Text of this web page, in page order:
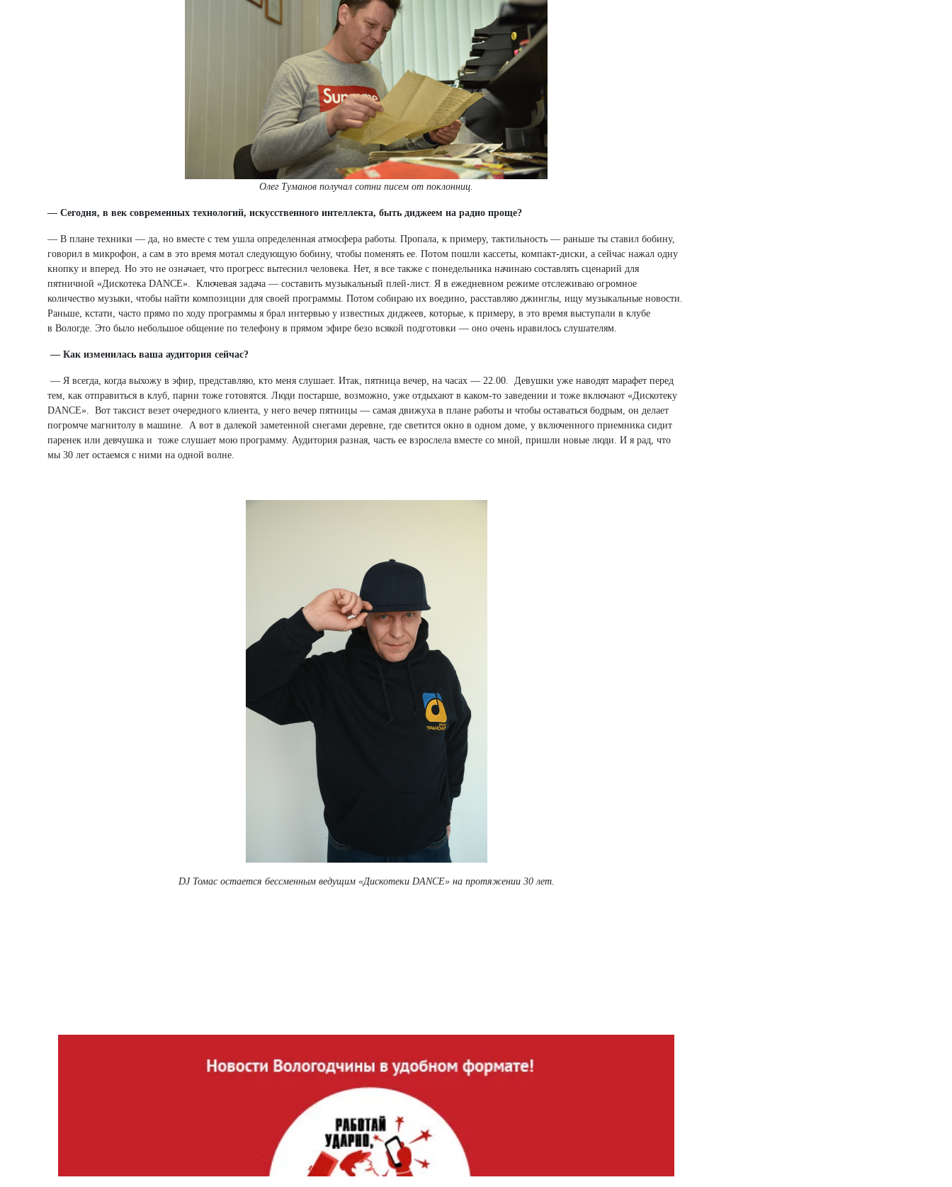
Олег Туманов получал сотни писем от поклонниц.
— Сегодня, в век современных технологий, искусственного интеллекта, быть диджеем на радио проще?
— В плане техники — да, но вместе с тем ушла определенная атмосфера работы. Пропала, к примеру, тактильность — раньше ты ставил бобину,
говорил в микрофон, а сам в это время мотал следующую бобину, чтобы поменять ее. Потом пошли кассеты, компакт-диски, а сейчас нажал одну
кнопку и вперед. Но это не означает, что прогресс вытеснил человека. Нет, я все также с понедельника начинаю составлять сценарий для
пятничной «Дискотека DANCE». Ключевая задача — составить музыкальный плей-лист. Я в ежедневном режиме отслеживаю огромное
количество музыки, чтобы найти композиции для своей программы. Потом собираю их воедино, расставляю джинглы, ищу музыкальные новости.
Раньше, кстати, часто прямо по ходу программы я брал интервью у известных диджеев, которые, к примеру, в это время выступали в клубе
в Вологде. Это было небольшое общение по телефону в прямом эфире безо всякой подготовки — оно очень нравилось слушателям.
— Как изменилась ваша аудитория сейчас?
— Я всегда, когда выхожу в эфир, представляю, кто меня слушает. Итак, пятница вечер, на часах — 22.00. Девушки уже наводят марафет перед
тем, как отправиться в клуб, парни тоже готовятся. Люди постарше, возможно, уже отдыхают в каком-то заведении и тоже включают «Дискотеку
DANCE». Вот таксист везет очередного клиента, у него вечер пятницы — самая движуха в плане работы и чтобы оставаться бодрым, он делает
погромче магнитолу в машине. А вот в далекой заметенной снегами деревне, где светится окно в одном доме, у включенного приемника сидит
паренек или девчушка и тоже слушает мою программу. Аудитория разная, часть ее взрослела вместе со мной, пришли новые люди. И я рад, что
мы 30 лет остаемся с ними на одной волне.
DJ Томас остается бессменным ведущим «Дискотеки DANCE» на протяжении 30 лет.